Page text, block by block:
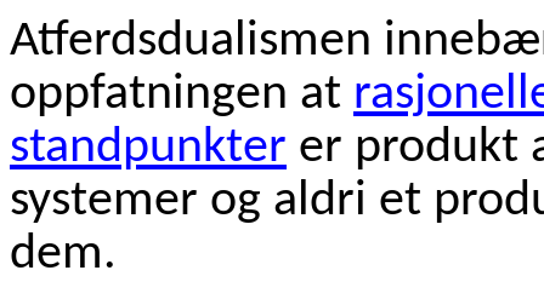
Atferdsdualismen
oppfatningen at
standpunkter er produkt
systemer og aldri et
dem.